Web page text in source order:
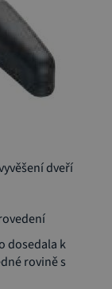
dveří
dosedala k
rovině s